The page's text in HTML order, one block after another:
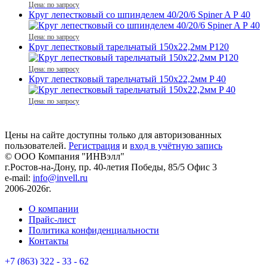
Цена: по запросу
Круг лепестковый со шпинделем 40/20/6 Spiner A Р 40
Цена: по запросу
Круг лепестковый тарельчатый 150х22,2мм P120
Цена: по запросу
Круг лепестковый тарельчатый 150х22,2мм P 40
Цена: по запросу
Цены на сайте доступны только для авторизованных
пользователей. Регистрация и вход в учётную запись
© ООО Компания "ИНВэлл"
г.Ростов-на-Дону, пр. 40-летия Победы, 85/5 Офис 3
e-mail: info@invell.ru
2006-2026г.
О компании
Прайс-лист
Политика конфиденциальности
Контакты
+7 (863) 322 - 33 - 62